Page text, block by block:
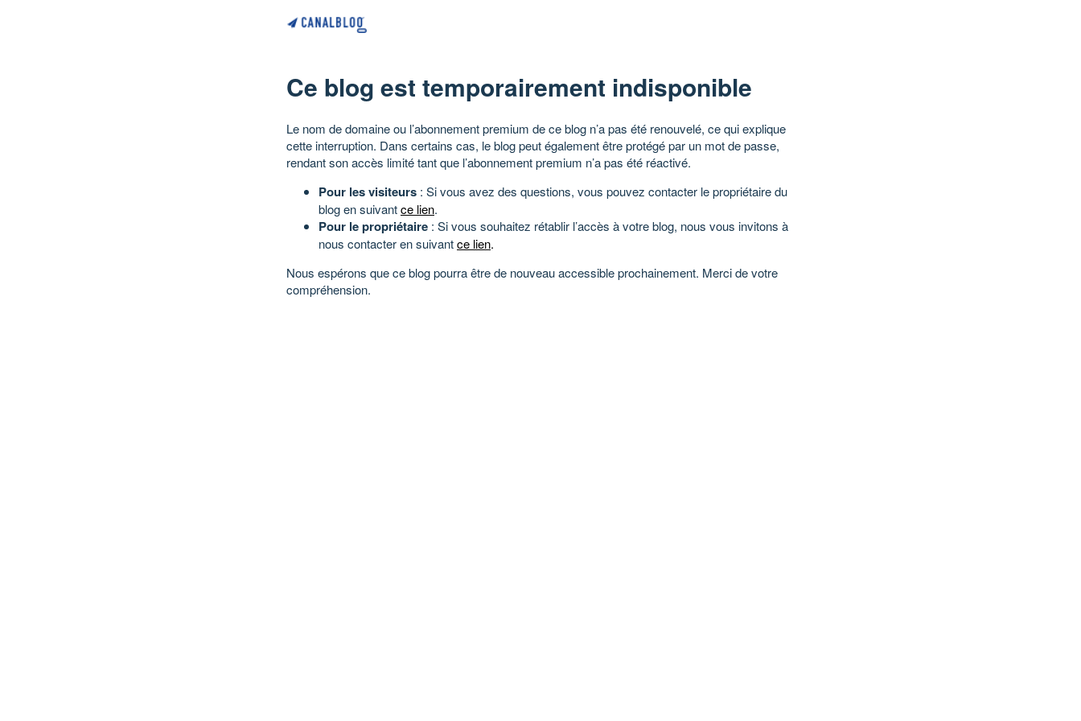
Ce blog est temporairement indisponible
Le nom de domaine ou l’abonnement premium de ce blog n’a pas été renouvelé, ce qui explique
cette interruption. Dans certains cas, le blog peut également être protégé par un mot de passe,
rendant son accès limité tant que l’abonnement premium n’a pas été réactivé.
Pour les visiteurs : Si vous avez des questions, vous pouvez contacter le propriétaire du
blog en suivantce lien.
Pour le propriétaire : Si vous souhaitez rétablir l’accès à votre blog, nous vous invitons à
nous contacter en suivantce lien.
Nous espérons que ce blog pourra être de nouveau accessible prochainement. Merci de votre
compréhension.